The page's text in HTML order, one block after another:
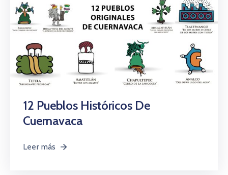
12 Pueblos Históricos De
Cuernavaca
Leer más